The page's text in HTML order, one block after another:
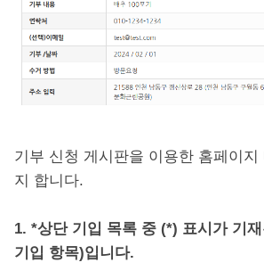
기부 신청 게시판을 이용한 홈페이
지 합니다.
1. *상단 기입 목록 중 (*) 표시가 기
기입 항목)입니다.